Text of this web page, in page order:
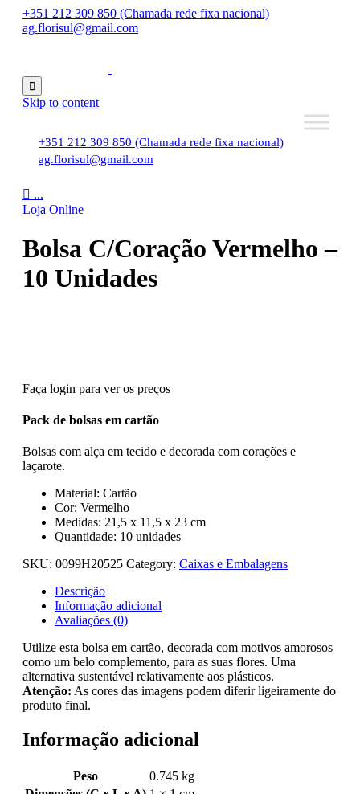
+351 212 309 850 (Chamada rede fixa nacional)
ag.florisul@gmail.com

Skip to content
+351 212 309 850 (Chamada rede fixa nacional)
ag.florisul@gmail.com
 ...
Loja Online
Bolsa C/Coração Vermelho –
10 Unidades
Faça login para ver os preços
Pack de bolsas em cartão
Bolsas com alça em tecido e decorada com corações e
laçarote.
Material: Cartão
Cor: Vermelho
Medidas: 21,5 x 11,5 x 23 cm
Quantidade: 10 unidades
SKU: 0099H20525 Category: Caixas e Embalagens
Descrição
Informação adicional
Avaliações (0)
Utilize esta bolsa em cartão, decorada com motivos amorosos
como um belo complemento, para as suas flores. Uma
alternativa sustentável relativamente aos plásticos.
Atenção: As cores das imagens podem diferir ligeiramente do
produto final.
Informação adicional
Peso
0.745 kg